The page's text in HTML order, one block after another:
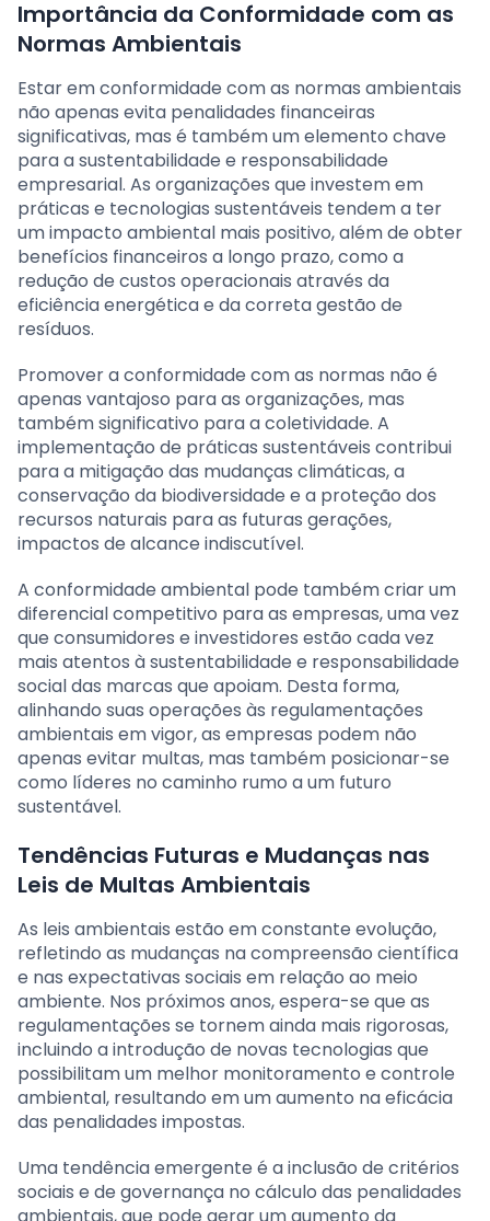
Importância da Conformidade com as
Normas Ambientais
Estar em conformidade com as normas ambientais
não apenas evita penalidades financeiras
significativas, mas é também um elemento chave
para a sustentabilidade e responsabilidade
empresarial. As organizações que investem em
práticas e tecnologias sustentáveis tendem a ter
um impacto ambiental mais positivo, além de obter
benefícios financeiros a longo prazo, como a
redução de custos operacionais através da
eficiência energética e da correta gestão de
resíduos.
Promover a conformidade com as normas não é
apenas vantajoso para as organizações, mas
também significativo para a coletividade. A
implementação de práticas sustentáveis contribui
para a mitigação das mudanças climáticas, a
conservação da biodiversidade e a proteção dos
recursos naturais para as futuras gerações,
impactos de alcance indiscutível.
A conformidade ambiental pode também criar um
diferencial competitivo para as empresas, uma vez
que consumidores e investidores estão cada vez
mais atentos à sustentabilidade e responsabilidade
social das marcas que apoiam. Desta forma,
alinhando suas operações às regulamentações
ambientais em vigor, as empresas podem não
apenas evitar multas, mas também posicionar-se
como líderes no caminho rumo a um futuro
sustentável.
Tendências Futuras e Mudanças nas
Leis de Multas Ambientais
As leis ambientais estão em constante evolução,
refletindo as mudanças na compreensão científica
e nas expectativas sociais em relação ao meio
ambiente. Nos próximos anos, espera-se que as
regulamentações se tornem ainda mais rigorosas,
incluindo a introdução de novas tecnologias que
possibilitam um melhor monitoramento e controle
ambiental, resultando em um aumento na eficácia
das penalidades impostas.
Uma tendência emergente é a inclusão de critérios
sociais e de governança no cálculo das penalidades